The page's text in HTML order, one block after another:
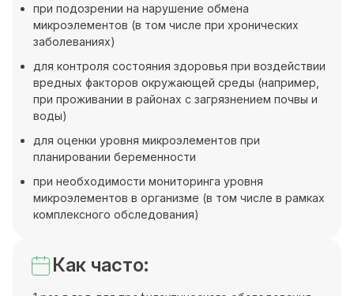
при подозрении на нарушение обмена
микроэлементов (в том числе при хронических
заболеваниях)
для контроля состояния здоровья при воздействии
вредных факторов окружающей среды (например,
при проживании в районах с загрязнением почвы и
воды)
для оценки уровня микроэлементов при
планировании беременности
при необходимости мониторинга уровня
микроэлементов в организме (в том числе в рамках
комплексного обследования)
Как часто: